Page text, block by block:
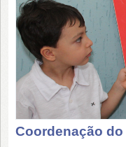
Coordenação